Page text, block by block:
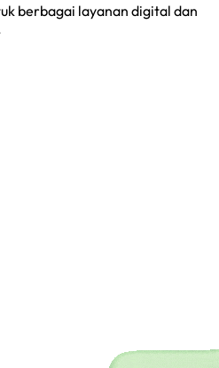
berbagai layanan digital dan